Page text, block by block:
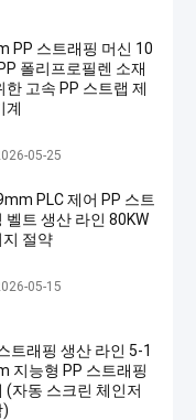
PP 스트래핑 머신 10
폴리프로필렌 소재
한 고속 PP 스트랩 제
계
트랩 밴드 압출 라인
05-25
PLC 제어 PP 스트
벨트 생산 라인 80KW
절약
트랩 만드는 기계
05-15
트래핑 생산 라인 5-1
지능형 PP 스트래핑
(자동 스크린 체인저
)